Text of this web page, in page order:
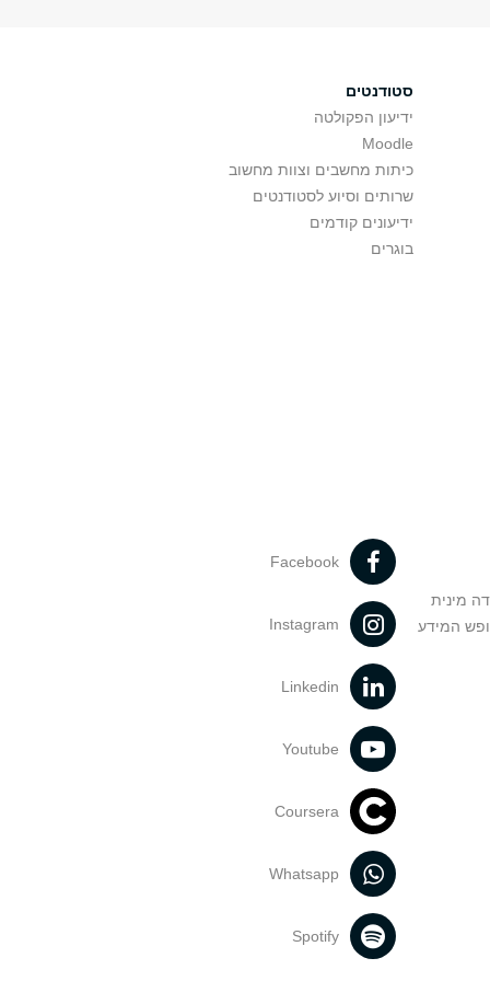
סטודנטים
ידיעון הפקולטה
Moodle
כיתות מחשבים וצוות מחשוב
שרותים וסיוע לסטודנטים
ידיעונים קודמים
בוגרים
מינית
המידע
Facebook
Instagram
Linkedin
Youtube
Coursera
Whatsapp
Spotify